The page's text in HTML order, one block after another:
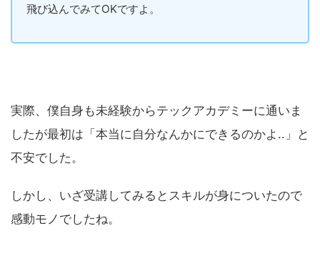
飛び込んでみてOKですよ。
実際、僕自身も未経験からテックアカデミーに通いま
したが最初は「本当に自分なんかにできるのかよ..」と
不安でした。
しかし、いざ受講してみるとスキルが身についたので
感動モノでしたね。